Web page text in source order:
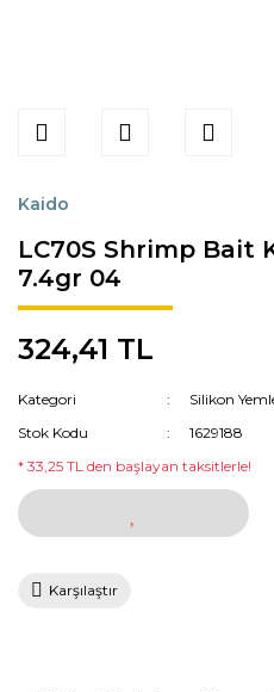
Kaido
LC70S Shrimp Bait
7.4gr 04
324,41 TL
Kategori
Silikon
Stok Kodu
1629188
* 33,25 TL den başlayan taksitlerle!
Karşılaştır